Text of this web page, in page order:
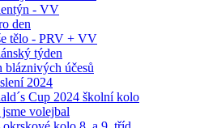
- VV
den
tělo - PRV + VV
týden
bláznivých účesů
2024
Cup 2024 školní kolo
volejbal